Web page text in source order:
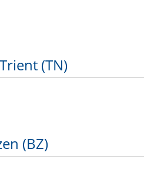
(TN)
(BZ)